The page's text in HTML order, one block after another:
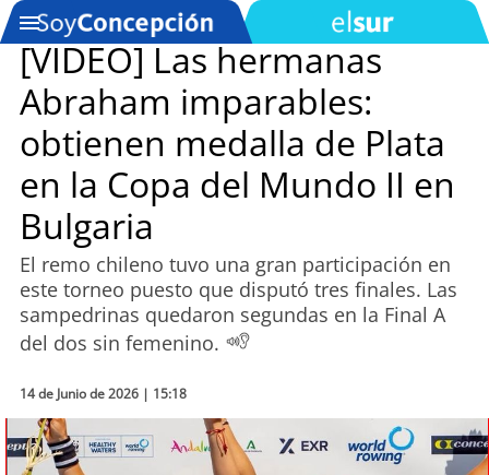
SOYTV
Podcast
Actualidad
Entretención
Economía
Deportes
Tecnología
[VIDEO] Las hermanas
Abraham imparables:
obtienen medalla de Plata
en la Copa del Mundo II en
Bulgaria
El remo chileno tuvo una gran participación en
este torneo puesto que disputó tres finales. Las
sampedrinas quedaron segundas en la Final A
del dos sin femenino.
14 de Junio de 2026 | 15:18